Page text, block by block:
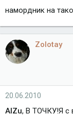
намордник на
Zolotay
20.06.2010
AlZu, В ТОЧКУ!Я с